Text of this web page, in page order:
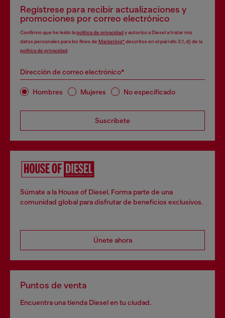
Regístrese para recibir actualizaciones y
promociones por correo electrónico
Confirmo que he leído lapolítica de privacidady autorizo a Diesel a tratar mis
datos personales para los fines de Marketing*descritos en el párrafo 3.1, d) de la
política de privacidad.
Dirección de correo electrónico*
Hombres Mujeres No especificado
Suscríbete
Súmate a la House of Diesel. Forma parte de una
comunidad global para disfrutar de beneficios exclusivos.
Únete ahora
Puntos de venta
Encuentra una tienda Diesel en tu ciudad.